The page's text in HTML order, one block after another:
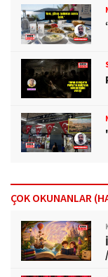
ÇOK OKUNANLAR